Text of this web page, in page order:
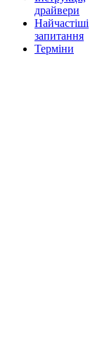
драйвери
Найчастіші
запитання
Терміни